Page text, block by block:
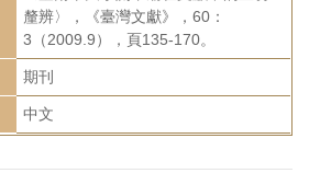
釐辨〉，《臺灣文獻》，60：
3（2009.9），頁135-170。
期刊
中文